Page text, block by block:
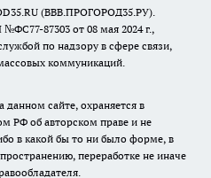
(ВВВ.ПРОГОРОД35.РУ).
87303 от 08 мая 2024 г.,
по надзору в сфере связи,
коммуникаций.
сайте, охраняется в
РФ об авторском праве и не
в какой бы то ни было форме, в
переработке не иначе